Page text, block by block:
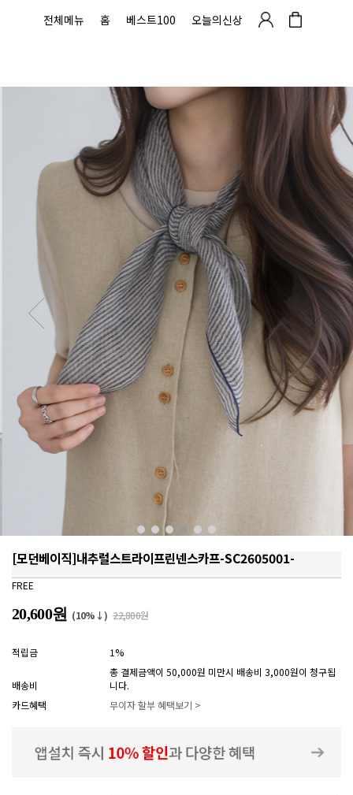
전체메뉴 홈 베스트100 오늘의신상
[모던베이직]내추럴스트라이프린넨스카프-SC2605001-
FREE
20,600원 (10%↓) 22,800원
적립금 1%
배송비
총 결제금액이 50,000원 미만시 배송비 3,000원이 청구됩
니다.
카드혜택
무이자 할부 혜택보기 >